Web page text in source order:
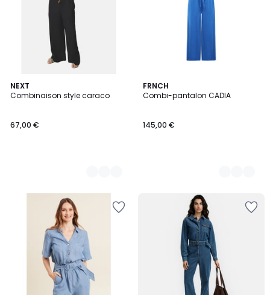
NEXT
Combinaison style caraco
67,00 €
2
Couleurs
FRNCH
Combi-pantalon CADIA
145,00 €
2
Couleurs